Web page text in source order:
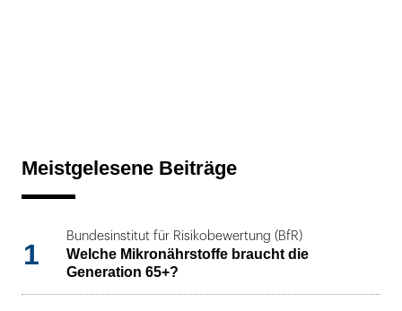
Meistgelesene Beiträge
1
Bundesinstitut für Risikobewertung (BfR)
Welche Mikronährstoffe braucht die
Generation 65+?